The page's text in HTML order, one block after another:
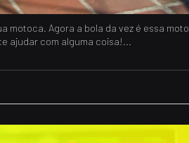
motoca. Agora a bola da vez é essa moto
ajudar com alguma coisa!...